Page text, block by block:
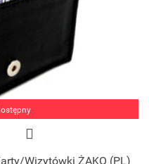
Wizytówki ŻAKO (PL)